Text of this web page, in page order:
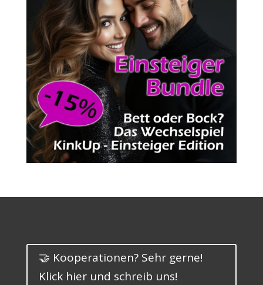
🤝 Kooperationen? Sehr gerne!
Klick hier und schreib uns!